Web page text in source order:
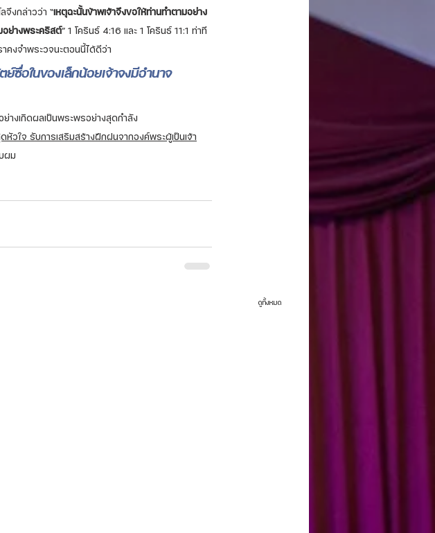
จึงกล่าวว่า “เหตุฉะนั้นข้าพเจ้าจึงขอให้ท่านทำตามอย่าง
อย่างพระคริสต์” 1 โครินธ์ 4:16 และ 1 โครินธ์ 11:1 ท่าที
คงจำพระวจนะตอนนี้ได้ดีว่า
ย์ซื่อในของเล็กน้อยเจ้าจงมีอำนาจ
ย่างเกิดผลเป็นพระพรอย่างสุดกำลัง
วใจ รับการเสริมสร้างฝึกฝนจากองค์พระผู้เป็นเจ้า
ผม
ดูทั้งหมด